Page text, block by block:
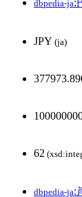
dbpedia-ja
JPY (ja)
62
dbpedia-ja: